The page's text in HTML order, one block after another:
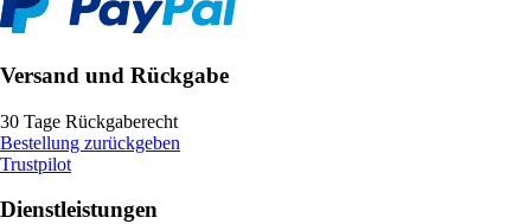
Versand und Rückgabe
30 Tage Rückgaberecht
Bestellung zurückgeben
Trustpilot
Dienstleistungen